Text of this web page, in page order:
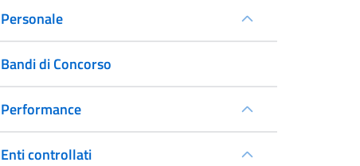
Personale
Bandi di Concorso
Performance
Enti controllati